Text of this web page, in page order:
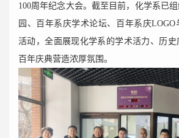
100周年纪念大会。截至目前，化学系已
园、百年系庆学术论坛、百年系庆LOGO
活动，全面展现化学系的学术活力、历
百年庆典营造浓厚氛围。